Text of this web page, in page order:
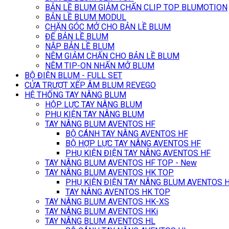
BẢN LỀ BLUM GIẢM CHẤN CLIP TOP BLUMOTION
BẢN LỀ BLUM MODUL
CHẶN GÓC MỞ CHO BẢN LỀ BLUM
ĐẾ BẢN LỀ BLUM
NẮP BẢN LỀ BLUM
NÊM GIẢM CHẤN CHO BẢN LỀ BLUM
NÊM TIP-ON NHẤN MỞ BLUM
BỘ ĐIỆN BLUM - FULL SET
CỬA TRƯỢT XẾP ÂM BLUM REVEGO
HỆ THỐNG TAY NÂNG BLUM
HỘP LỰC TAY NÂNG BLUM
PHỤ KIỆN TAY NÂNG BLUM
TAY NÂNG BLUM AVENTOS HF
BỘ CÁNH TAY NÂNG AVENTOS HF
BỘ HỢP LỰC TAY NÂNG AVENTOS HF
PHỤ KIỆN ĐIỆN TAY NÂNG AVENTOS HF
TAY NÂNG BLUM AVENTOS HF TOP - New
TAY NÂNG BLUM AVENTOS HK TOP
PHỤ KIỆN ĐIỆN TAY NÂNG BLUM AVENTOS
TAY NÂNG AVENTOS HK TOP
TAY NÂNG BLUM AVENTOS HK-XS
TAY NÂNG BLUM AVENTOS HKi
TAY NÂNG BLUM AVENTOS HL